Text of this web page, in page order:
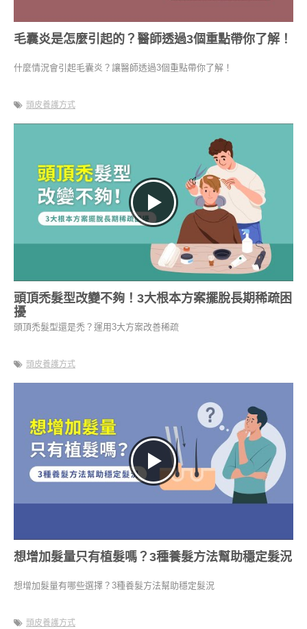
毛囊炎是怎麼引起的？醫師透過3個重點帶你了解！
什麼情況會引起毛囊炎？讓醫師透過3個重點帶你了解！
頭皮養護方式
頭頂禿髮型改變不夠！3大根本方案擺脫長期稀疏困
擾
頭頂禿髮型還是禿？運用3大方案改善稀疏
頭皮養護方式
想增加髮量只有植髮嗎？3種養髮方法幫助穩定髮況
想增加髮量有哪些選擇？3種養髮方法幫助穩定髮況
頭皮養護方式